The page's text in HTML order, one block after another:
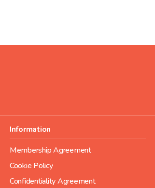
Information
Membership Agreement
Cookie Policy
Confidentiality Agreement